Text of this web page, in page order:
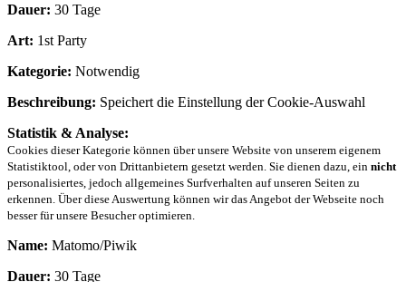
Dauer: 30 Tage
Art: 1st Party
Kategorie: Notwendig
Beschreibung: Speichert die Einstellung der Cookie-Auswahl
Statistik & Analyse:
Cookies dieser Kategorie können über unsere Website von unserem eigenem
Statistiktool, oder von Drittanbietern gesetzt werden. Sie dienen dazu, ein nicht
personalisiertes, jedoch allgemeines Surfverhalten auf unseren Seiten zu
erkennen. Über diese Auswertung können wir das Angebot der Webseite noch
besser für unsere Besucher optimieren.
Name: Matomo/Piwik
Dauer: 30 Tage